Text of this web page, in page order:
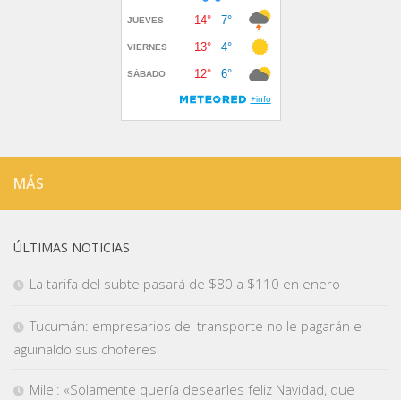
MÁS
ÚLTIMAS NOTICIAS
La tarifa del subte pasará de $80 a $110 en enero
Tucumán: empresarios del transporte no le pagarán el
aguinaldo sus choferes
Milei: «Solamente quería desearles feliz Navidad, que